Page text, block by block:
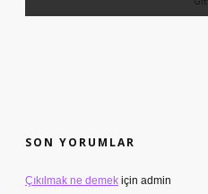
SON YORUMLAR
Çıkılmak ne demek için admin